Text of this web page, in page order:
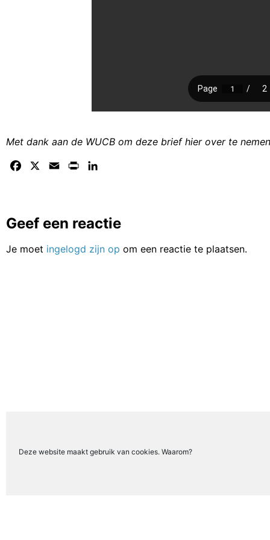
Deze website maakt gebruik van cookies. Waarom?
Met dank aan de WUCB om deze brief hier over te
Facebook Email Print
Geef een reactie
Je moet ingelogd zijn op om een reactie te plaatsen.